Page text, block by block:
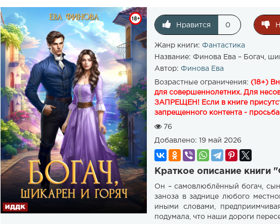
Нравится 0
Жанр книги:Фантастика
Название: Финова Ева – Богач,
Автор: Финова Ева
Возрастные ограничения: (18+)
для совершеннолетних. Для
ЗАПРЕЩЕН! Если в книге
запрещенного контента -
76
Добавлено: 19 май 2026
Краткое описание книги
Он – самовлюблённый богач,
заноза в заднице любого
иными словами,
подумала, что наши дороги